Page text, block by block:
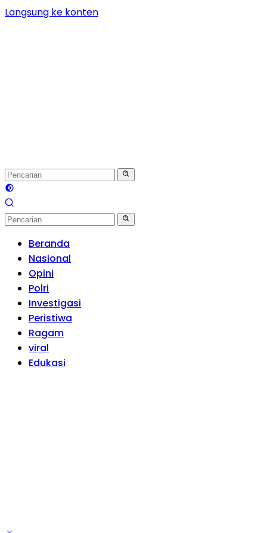
Langsung ke konten
Beranda
Nasional
Opini
Polri
Investigasi
Peristiwa
Ragam
viral
Edukasi